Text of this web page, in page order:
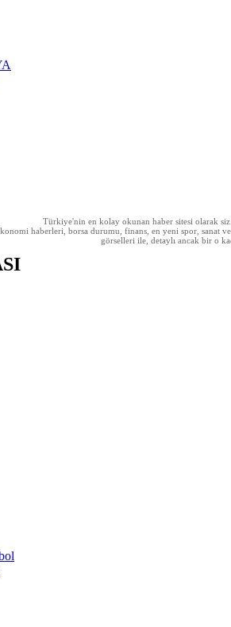
Türkiye'nin en kolay okunan haber sitesi olarak siz
haberleri, borsa durumu, finans, en yeni spor, sanat
görselleri ile, detaylı ancak bir o